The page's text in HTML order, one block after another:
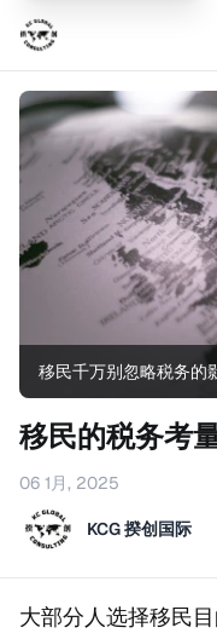
移民千万别忽略税务的
移民的税务考
06 1月, 2025
KCG 揆创国际
大部分人选择移民